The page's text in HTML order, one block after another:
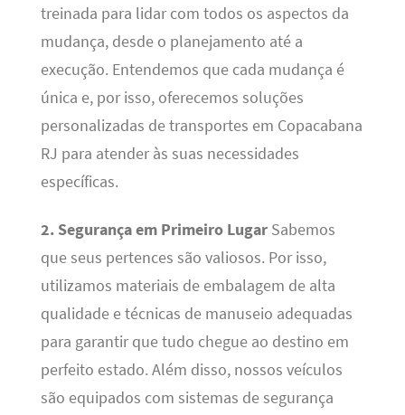
treinada para lidar com todos os aspectos da
mudança, desde o planejamento até a
execução. Entendemos que cada mudança é
única e, por isso, oferecemos soluções
personalizadas de transportes em Copacabana
RJ para atender às suas necessidades
específicas.
2. Segurança em Primeiro LugarSabemos
que seus pertences são valiosos. Por isso,
utilizamos materiais de embalagem de alta
qualidade e técnicas de manuseio adequadas
para garantir que tudo chegue ao destino em
perfeito estado. Além disso, nossos veículos
são equipados com sistemas de segurança